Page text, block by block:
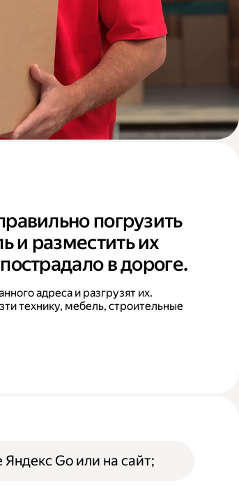
погрузить
и разместить их
в дороге.
адреса и разгрузят их.
технику, мебель, строительные
Go или на сайт;